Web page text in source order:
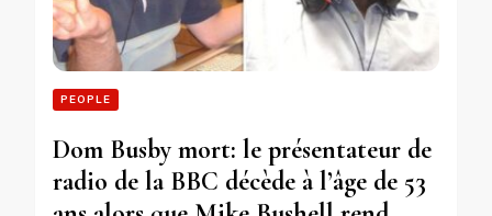
PEOPLE
Dom Busby mort: le présentateur de
radio de la BBC décède à l’âge de 53